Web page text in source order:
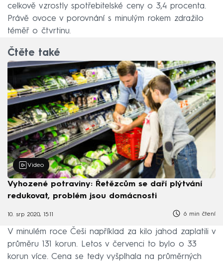
celkově vzrostly spotřebitelské ceny o 3,4 procenta.
Právě ovoce v porovnání s minulým rokem zdražilo
téměř o čtvrtinu.
Čtěte také
Video
Vyhozené potraviny: Řetězcům se daří plýtvání
redukovat, problém jsou domácnosti
10. srp 2020, 15:11 6 min čtení
V minulém roce Češi například za kilo jahod zaplatili v
průměru 131 korun. Letos v červenci to bylo o 33
korun více. Cena se tedy vyšplhala na průměrných